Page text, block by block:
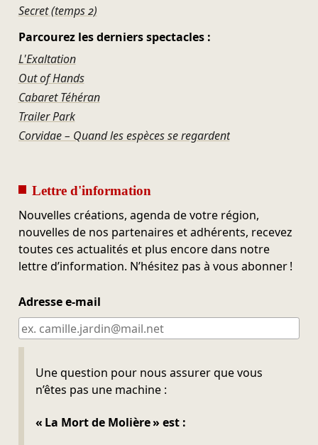
Secret (temps 2)
Parcourez les derniers spectacles :
L'Exaltation
Out of Hands
Cabaret Téhéran
Trailer Park
Corvidae – Quand les espèces se regardent
Lettre d'information
Nouvelles créations, agenda de votre région,
nouvelles de nos partenaires et adhérents, recevez
toutes ces actualités et plus encore dans notre
lettre d’information. N’hésitez pas à vous abonner !
Adresse e-mail
Une question pour nous assurer que vous
n’êtes pas une machine :
« La Mort de Molière » est :
Ne pas remplir